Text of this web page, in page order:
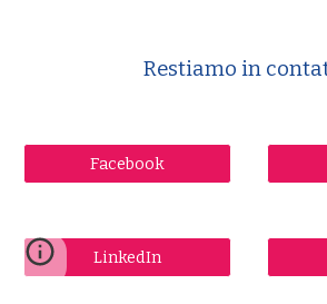
Restiamo in
Facebook
LinkedIn